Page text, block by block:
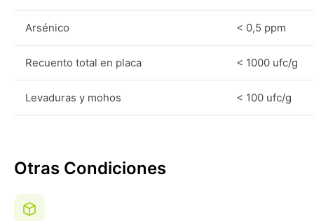
Arsénico < 0,5 ppm
Recuento total en placa < 1000 ufc/g
Levaduras y mohos < 100 ufc/g
Otras Condiciones